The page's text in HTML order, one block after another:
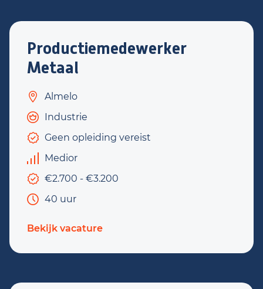
Productiemedewerker
Metaal
Almelo
Industrie
Geen opleiding vereist
Medior
€2.700 - €3.200
40 uur
Bekijk vacature